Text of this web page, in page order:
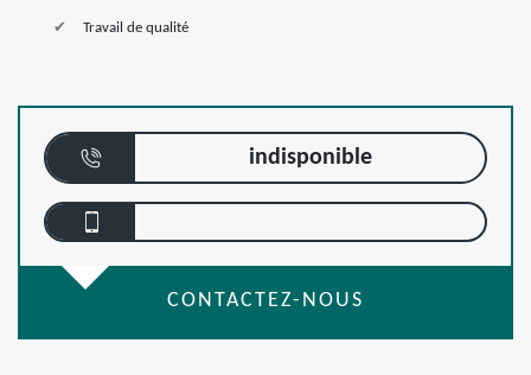
Travail de qualité
indisponible
CONTACTEZ-NOUS